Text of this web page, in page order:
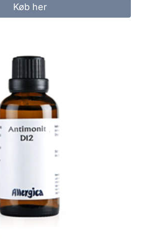
Køb her